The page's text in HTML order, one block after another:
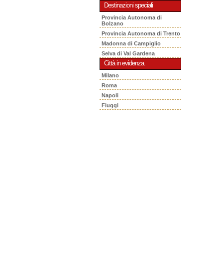
Destinazioni speciali
Provincia Autonoma di
Bolzano
Provincia Autonoma di Trento
Madonna di Campiglio
Selva di Val Gardena
Città in evidenza.
Milano
Roma
Napoli
Fiuggi